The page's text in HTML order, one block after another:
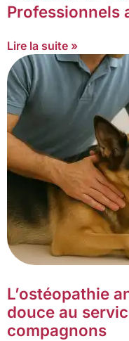
Professionnels
Lire la suite »
L’ostéopathie
douce au
compagnons